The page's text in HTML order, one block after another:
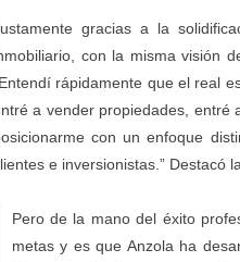
gracias a la
con la misma visión
rápidamente que el real
a vender propiedades, entré
con un enfoque
e inversionistas.” Destacó
Pero de la mano del éxito
metas y es que Anzola ha